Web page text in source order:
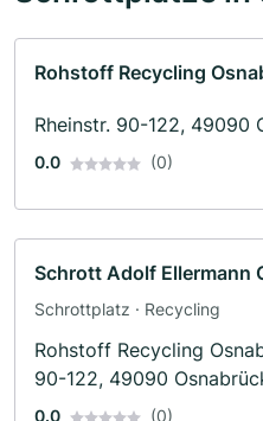
Rohstoff Recycling
Rheinstr. 90-122, 49090
0.0 (0)
Schrott Adolf Ellermann
Schrottplatz · Recycling
Rohstoff Recycling
90-122, 49090
0.0 (0)